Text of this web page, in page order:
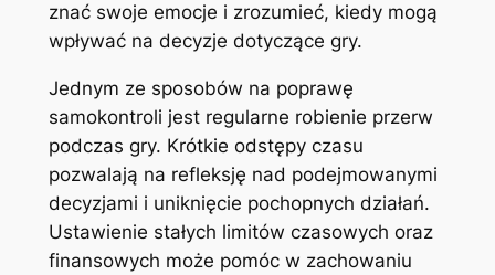
znać swoje emocje i zrozumieć, kiedy mogą
wpływać na decyzje dotyczące gry.
Jednym ze sposobów na poprawę
samokontroli jest regularne robienie przerw
podczas gry. Krótkie odstępy czasu
pozwalają na refleksję nad podejmowanymi
decyzjami i uniknięcie pochopnych działań.
Ustawienie stałych limitów czasowych oraz
finansowych może pomóc w zachowaniu